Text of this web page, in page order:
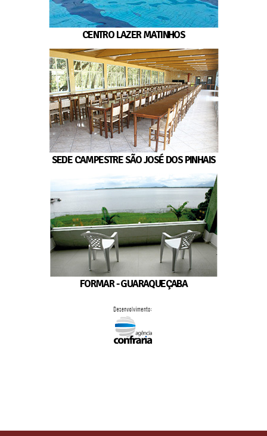
CENTRO LAZER MATINHOS
SEDE CAMPESTRE SÃO JOSÉ DOS PINHAIS
FORMAR - GUARAQUEÇABA